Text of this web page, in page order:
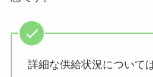
詳細な供給状況について